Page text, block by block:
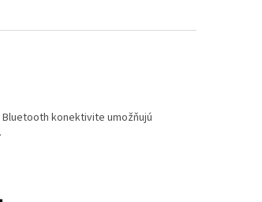
konektivite umožňujú